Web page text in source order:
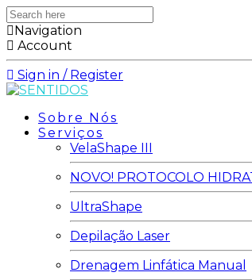
Search
here
Navigation
Account
Sign in / Register
Sobre Nós
Serviços
VelaShape III
NOVO! PROTOCOLO
UltraShape
Depilação Laser
Drenagem Linfática Manual